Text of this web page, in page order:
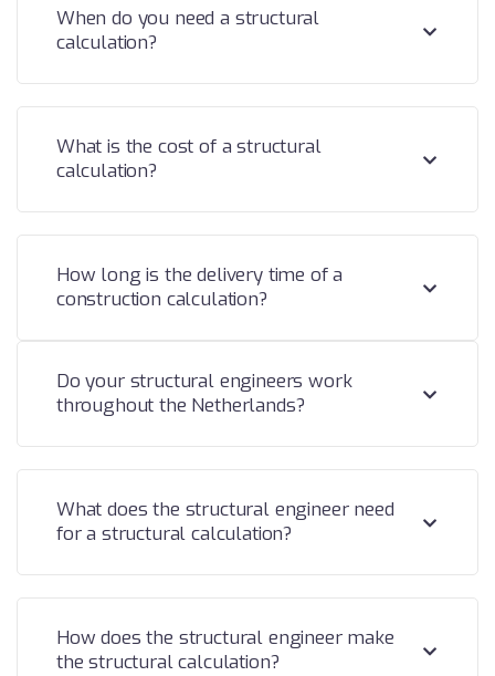
When do you need a structural
calculation?
What is the cost of a structural
calculation?
How long is the delivery time of a
construction calculation?
Do your structural engineers work
throughout the Netherlands?
What does the structural engineer need
for a structural calculation?
How does the structural engineer make
the structural calculation?